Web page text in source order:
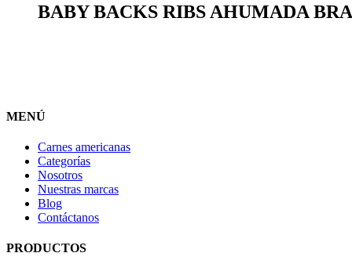
BABY BACKS RIBS AHUMADA
MENÚ
Carnes americanas
Categorías
Nosotros
Nuestras marcas
Blog
Contáctanos
PRODUCTOS